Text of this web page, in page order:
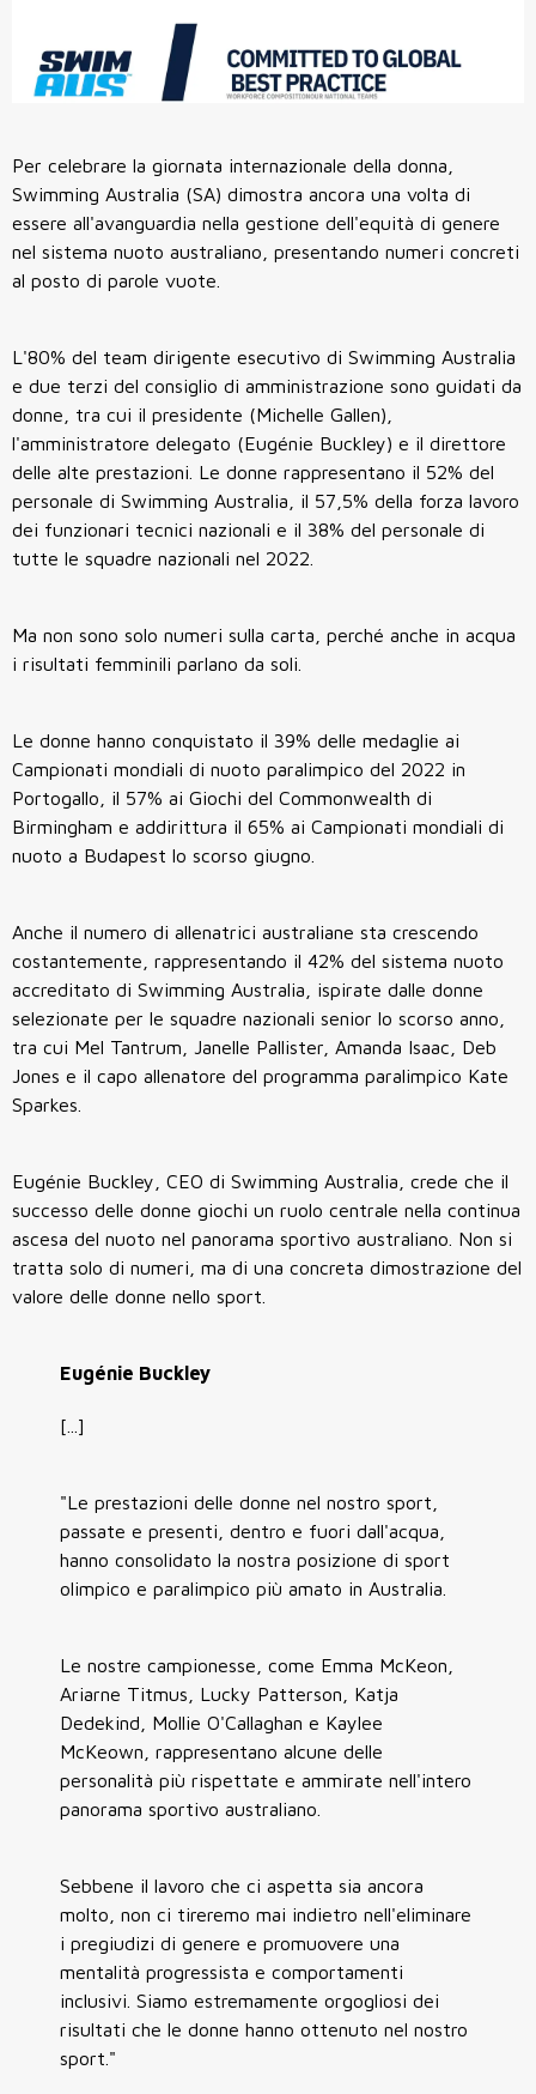
Per celebrare la giornata internazionale della donna,
Swimming Australia (SA) dimostra ancora una volta di
essere all'avanguardia nella gestione dell'equità di genere
nel sistema nuoto australiano, presentando numeri concreti
al posto di parole vuote.
L'80% del team dirigente esecutivo di Swimming Australia
e due terzi del consiglio di amministrazione sono guidati da
donne, tra cui il presidente (Michelle Gallen),
l'amministratore delegato (Eugénie Buckley) e il direttore
delle alte prestazioni. Le donne rappresentano il 52% del
personale di Swimming Australia, il 57,5% della forza lavoro
dei funzionari tecnici nazionali e il 38% del personale di
tutte le squadre nazionali nel 2022.
Ma non sono solo numeri sulla carta, perché anche in acqua
i risultati femminili parlano da soli.
Le donne hanno conquistato il 39% delle medaglie ai
Campionati mondiali di nuoto paralimpico del 2022 in
Portogallo, il 57% ai Giochi del Commonwealth di
Birmingham e addirittura il 65% ai Campionati mondiali di
nuoto a Budapest lo scorso giugno.
Anche il numero di allenatrici australiane sta crescendo
costantemente, rappresentando il 42% del sistema nuoto
accreditato di Swimming Australia, ispirate dalle donne
selezionate per le squadre nazionali senior lo scorso anno,
tra cui Mel Tantrum, Janelle Pallister, Amanda Isaac, Deb
Jones e il capo allenatore del programma paralimpico Kate
Sparkes.
Eugénie Buckley, CEO di Swimming Australia, crede che il
successo delle donne giochi un ruolo centrale nella continua
ascesa del nuoto nel panorama sportivo australiano. Non si
tratta solo di numeri, ma di una concreta dimostrazione del
valore delle donne nello sport.
Eugénie Buckley
[...]
"Le prestazioni delle donne nel nostro sport,
passate e presenti, dentro e fuori dall'acqua,
hanno consolidato la nostra posizione di sport
olimpico e paralimpico più amato in Australia.
Le nostre campionesse, come Emma McKeon,
Ariarne Titmus, Lucky Patterson, Katja
Dedekind, Mollie O'Callaghan e Kaylee
McKeown, rappresentano alcune delle
personalità più rispettate e ammirate nell'intero
panorama sportivo australiano.
Sebbene il lavoro che ci aspetta sia ancora
molto, non ci tireremo mai indietro nell'eliminare
i pregiudizi di genere e promuovere una
mentalità progressista e comportamenti
inclusivi. Siamo estremamente orgogliosi dei
risultati che le donne hanno ottenuto nel nostro
sport."